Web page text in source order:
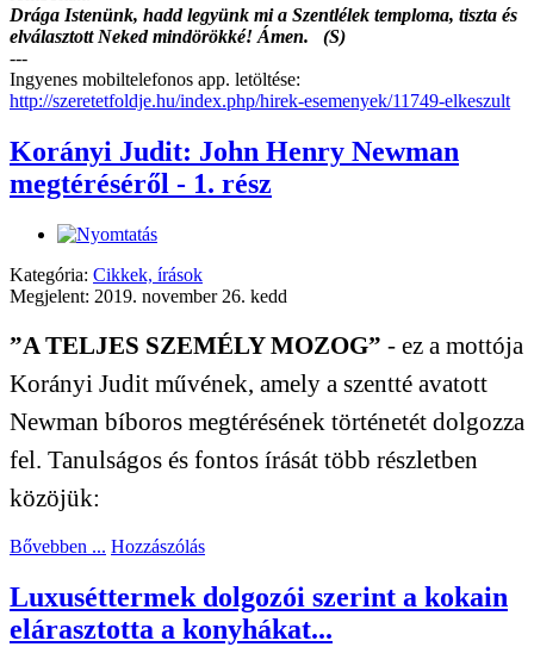
Drága Istenünk, hadd legyünk mi a Szentlélek temploma, tiszta és
elválasztott Neked mindörökké! Ámen. (S)
---
Ingyenes mobiltelefonos app. letöltése:
http://szeretetfoldje.hu/index.php/hirek-esemenyek/11749-elkeszult
Korányi Judit: John Henry Newman
megtéréséről - 1. rész
Kategória: Cikkek, írások
Megjelent: 2019. november 26. kedd
”A TELJES SZEMÉLY MOZOG” - ez a mottója
Korányi Judit művének, amely a szentté avatott
Newman bíboros megtérésének történetét dolgozza
fel. Tanulságos és fontos írását több részletben
közöjük:
Bővebben ... Hozzászólás
Luxuséttermek dolgozói szerint a kokain
elárasztotta a konyhákat...